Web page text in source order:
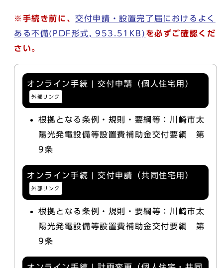
※手続き前に、交付申請・設置完了届におけるよく
ある不備(PDF形式, 953.51KB) を必ずご確認くだ
さい。
オンライン手続 | 交付申請（個人住宅用）
外部リンク
根拠となる条例・規則・要綱等：川崎市太
陽光発電設備等設置費補助金交付要綱 第
9条
オンライン手続 | 交付申請（共同住宅用）
外部リンク
根拠となる条例・規則・要綱等：川崎市太
陽光発電設備等設置費補助金交付要綱 第
9条